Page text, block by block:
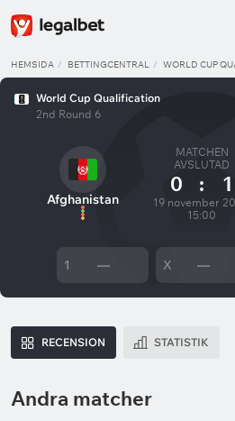
HEMSIDA BETTINGCENTRAL WORLD CUP
World Cup Qualification
2nd Round 6
Afghanistan
MATCHEN
AVSLUTAD
0 : 1
19 november
15:00
1 — X —
RECENSION STATISTIK
Andra matcher